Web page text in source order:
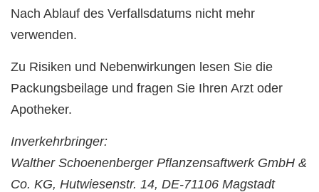
Nach Ablauf des Verfallsdatums nicht mehr
verwenden.
Zu Risiken und Nebenwirkungen lesen Sie die
Packungsbeilage und fragen Sie Ihren Arzt oder
Apotheker.
Inverkehrbringer:
Walther Schoenenberger Pflanzensaftwerk GmbH &
Co. KG, Hutwiesenstr. 14, DE-71106 Magstadt